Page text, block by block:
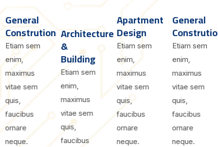
General
Constrution
Etiam sem
enim,
maximus
vitae sem
quis,
faucibus
ornare
neque.
Architecture
&
Building
Etiam sem
enim,
maximus
vitae sem
quis,
faucibus
Apartment
Design
Etiam sem
enim,
maximus
vitae sem
quis,
faucibus
ornare
neque.
General
Etiam sem
enim,
maximus
vitae sem
quis,
faucibus
ornare
neque.